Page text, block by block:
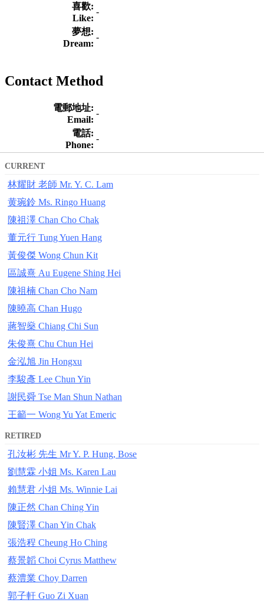
喜歡:
Like:
-
夢想:
Dream:
-
Contact Method
電郵地址:
Email:
-
電話:
Phone:
-
CURRENT
林耀財 老師 Mr. Y. C. Lam
黄琬鈴 Ms. Ringo Huang
陳祖澤 Chan Cho Chak
董元行 Tung Yuen Hang
黃俊傑 Wong Chun Kit
區誠熹 Au Eugene Shing Hei
陳祖楠 Chan Cho Nam
陳曉高 Chan Hugo
蔣智燊 Chiang Chi Sun
朱俊熹 Chu Chun Hei
金泓旭 Jin Hongxu
李駿彥 Lee Chun Yin
謝民舜 Tse Man Shun Nathan
王籲一 Wong Yu Yat Emeric
RETIRED
孔汝彬 先生 Mr Y. P. Hung, Bose
劉慧霖 小姐 Ms. Karen Lau
賴慧君 小姐 Ms. Winnie Lai
陳正然 Chan Ching Yin
陳賢澤 Chan Yin Chak
張浩程 Cheung Ho Ching
蔡景韜 Choi Cyrus Matthew
蔡澧業 Choy Darren
郭子軒 Guo Zi Xuan